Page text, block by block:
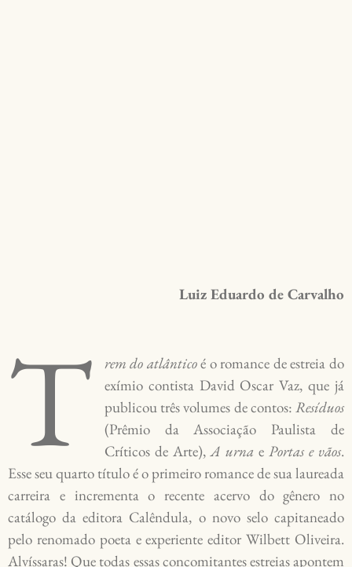
Luiz Eduardo de Carvalho
T rem do atlânticoé o romance de estreia do
exímio contista David Oscar Vaz, que já
publicou três volumes de contos: Resíduos
(Prêmio da Associação Paulista de
Críticos de Arte),A urna ePortas e vãos.
Esse seu quarto título é o primeiro romance de sua laureada
carreira e incrementa o recente acervo do gênero no
catálogo da editora Calêndula, o novo selo capitaneado
pelo renomado poeta e experiente editor Wilbett Oliveira.
Alvíssaras! Que todas essas concomitantes estreias apontem